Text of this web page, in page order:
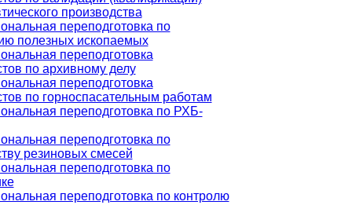
производства
переподготовка по
полезных ископаемых
переподготовка
по архивному делу
переподготовка
по горноспасательным работам
переподготовка по РХБ-
переподготовка по
резиновых смесей
переподготовка по
переподготовка по контролю